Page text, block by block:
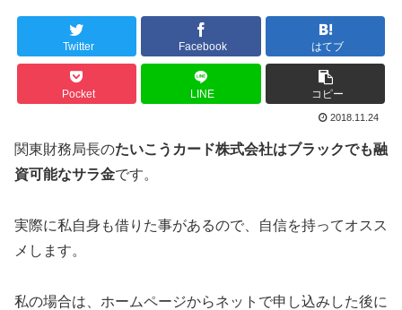
Twitter Facebook はてブ
Pocket LINE コピー
2018.11.24
関東財務局長のたいこうカード株式会社はブラックでも融
資可能なサラ金です。
実際に私自身も借りた事があるので、自信を持ってオスス
メします。
私の場合は、ホームページからネットで申し込みした後に